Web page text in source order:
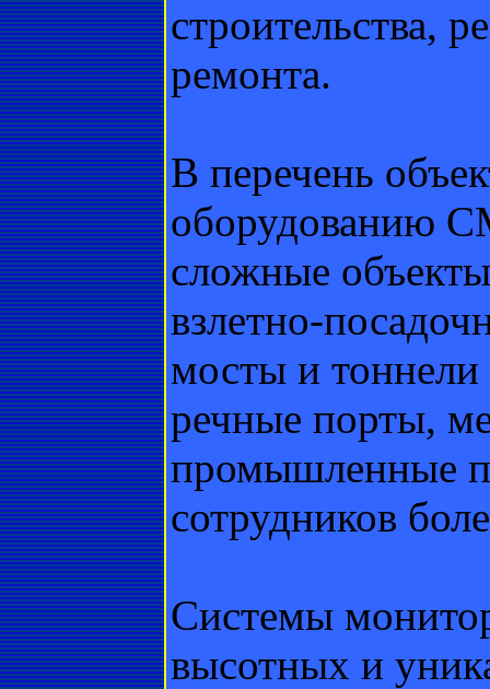
строительства,
ремонта.
В перечень
оборудованию
сложные
взлетно-
мосты и тоннели
речные порты,
промышленные
сотрудников
Системы
высотных и